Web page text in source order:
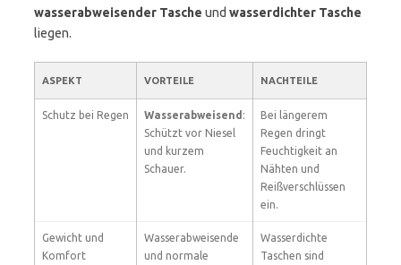
wasserabweisender Tasche und wasserdichter Tasche
liegen.
ASPEKT VORTEILE NACHTEILE
Schutz bei Regen Wasserabweisend :
Schützt vor Niesel
und kurzem
Schauer.
Bei längerem
Regen dringt
Feuchtigkeit an
Nähten und
Reißverschlüssen
ein.
Gewicht und
Komfort
Wasserabweisende
und normale
Wasserdichte
Taschen sind